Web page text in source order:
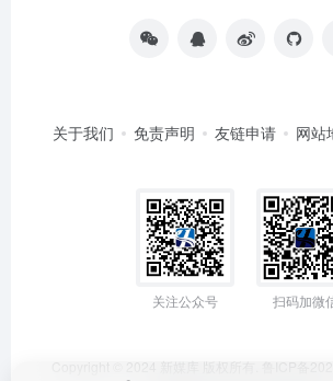
关于我们 免责声明 友链申请 网站
关注公众号 扫码加微
Copyright © 2024 新媒库 版权所有. 鲁ICP备